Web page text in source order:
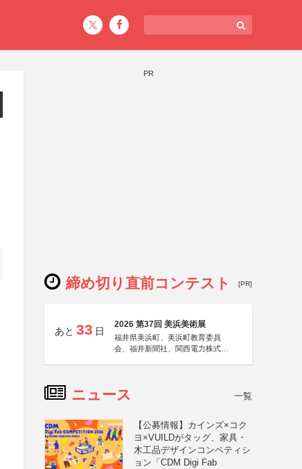
PR
締め切り直前コンテスト [PR]
あと 33 日
2026 第37回 美浜美術展
福井県美浜町、美浜町教育委員
会、福井新聞社、関西電力株式会
ニュース 一覧
【公募情報】カインズ×コク
ヨ×VUILDがタッグ、家具・
木工品デザインコンペティシ
ョン「CDM Digi Fab